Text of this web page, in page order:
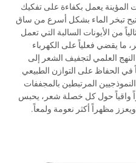
المؤينة يعمل بكفاءة على تفكيك
تبخر الماء بشكل أسرع من ساق
من الأيونات السالبة التي تعمل
ما يقضي فعلياً على الكهرباء
العلمي لتجفيف الشعر إلى
الحفاظ على التوازن الطبيعي
المرتبطين بالمجففات
واقياً حول كل خصلة شعر، يحبس
مظهراً أكثر نعومة ولمعاً.